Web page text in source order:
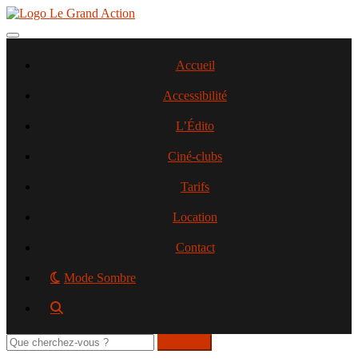
Aller
contenu
Toggle navigation
Accueil
Accessibilité
L’Édito
Ciné-clubs
Tarifs
Location
Contact
Mode Sombre
Rechercher
sur